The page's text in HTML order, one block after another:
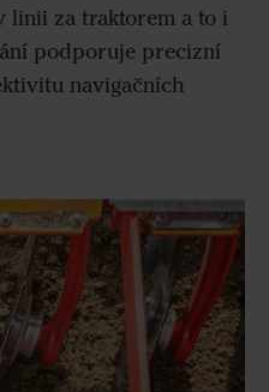
linii za traktorem a to i
podporuje precizní
navigačních